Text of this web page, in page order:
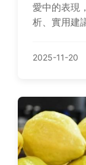
愛中的表現
析、實用建
ENFP找到
2025-11-20